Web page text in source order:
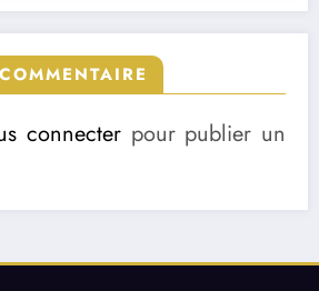
connecter pour publier un